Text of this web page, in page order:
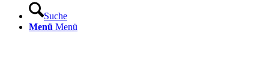
Suche
Menü Menü